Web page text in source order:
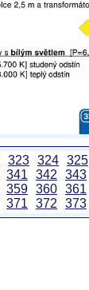
323 324 325
341 342 343
359 360 361
371
372 373